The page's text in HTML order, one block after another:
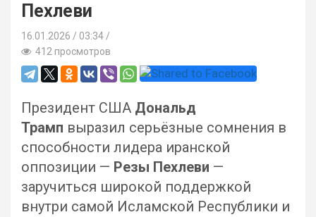
Пехлеви
16.01.2026
03:34 /
412 просмотров
Президент США Дональд
Трамп выразил серьёзные сомнения в
способности лидера иранской
оппозиции — Резы Пехлеви —
заручиться широкой поддержкой
внутри самой Исламской Республики и